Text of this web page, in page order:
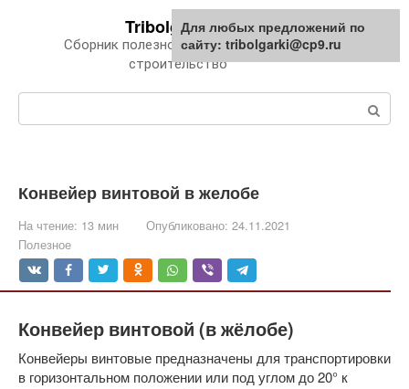
Tribolgarki.ru
Сборник полезной информации про
строительство
Конвейер винтовой в желобе
На чтение: 13 мин Опубликовано: 24.11.2021
Полезное
Конвейер винтовой (в жёлобе)
Конвейеры винтовые предназначены для транспортировки
в горизонтальном положении или под углом до 20° к
Для любых предложений по
сайту: tribolgarki@cp9.ru